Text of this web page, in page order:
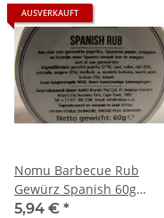
AUSVERKAUFT
Nomu Barbecue Rub
Gewürz Spanish 60g
(spanische Mischung)
5,94 € *